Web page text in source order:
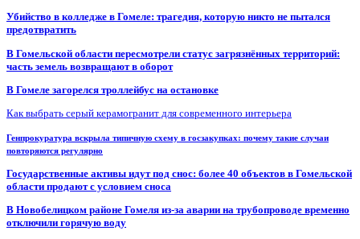
Убийство в колледже в Гомеле: трагедия, которую никто не пытался
предотвратить
В Гомельской области пересмотрели статус загрязнённых территорий:
часть земель возвращают в оборот
В Гомеле загорелся троллейбус на остановке
Как выбрать серый керамогранит для современного интерьера
Генпрокуратура вскрыла типичную схему в госзакупках: почему такие случаи
повторяются регулярно
Государственные активы идут под снос: более 40 объектов в Гомельской
области продают с условием сноса
В Новобелицком районе Гомеля из-за аварии на трубопроводе временно
отключили горячую воду